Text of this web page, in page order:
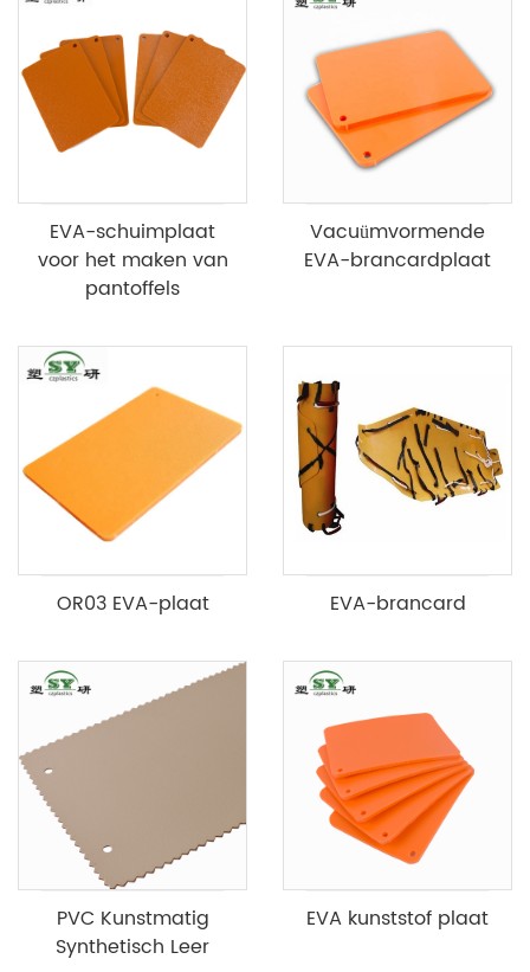
EVA-schuimplaat
voor het maken van
pantoffels
Vacuümvormende
EVA-brancardplaat
OR03 EVA-plaat EVA-brancard
PVC Kunstmatig
Synthetisch Leer
EVA kunststof plaat